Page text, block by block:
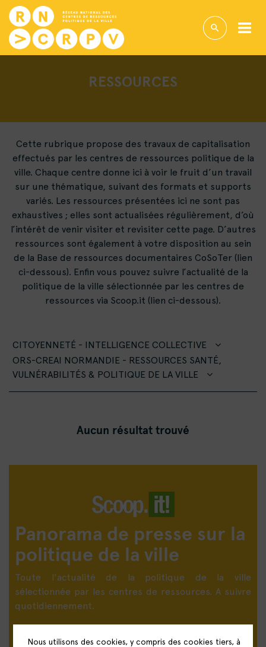
RESSOURCES
Cette rubrique propose des travaux de capitalisation
effectués par les centres de ressources politique de la
ville. Chaque centre donne ici à voir le fruit d’un travail
sur une thématique, suivant des formats et supports
variés. Les ressources présentées ici ne sont pas
exhaustives ; elles sont actualisées régulièrement, d’où
l’intérêt de venir visiter et revisiter cette page. D’autres
ressources sont également à votre disposition au sein
de la Base de ressources documentaires CoSoTer (lien
ci-dessous). Enfin vous pouvez suivre l’actualité de la
politique de la ville sélectionnée par les centres de
ressources via Scoop.it (lien ci-dessous).
CITOYENNETÉ - INTELLIGENCE COLLECTIVE
ORS-CREAI NORMANDIE - RESSOURCES SANTÉ,
VULNÉRABILITÉS & POLITIQUE DE LA VILLE
Aucun résultat trouvé
Panorama de presse sur la
politique de la ville
Toute l'actualité de la politique de la ville
sélectionnée par les centres de ressources. A suivre
quotidiennement.
DÉCOUVRIR LE PANORAMA DE PRESSE
Nous utilisons des cookies, y compris des cookies tiers, à